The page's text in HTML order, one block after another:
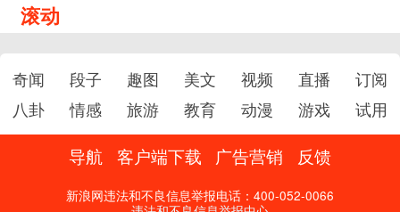
滚动
奇闻 段子 趣图 美文 视频 直播
订阅
八卦
情感 旅游 教育 动漫 游戏 试用
导航 客户端下载 广告营销 反馈
新浪网违法和不良信息举报电话：400-052-0066